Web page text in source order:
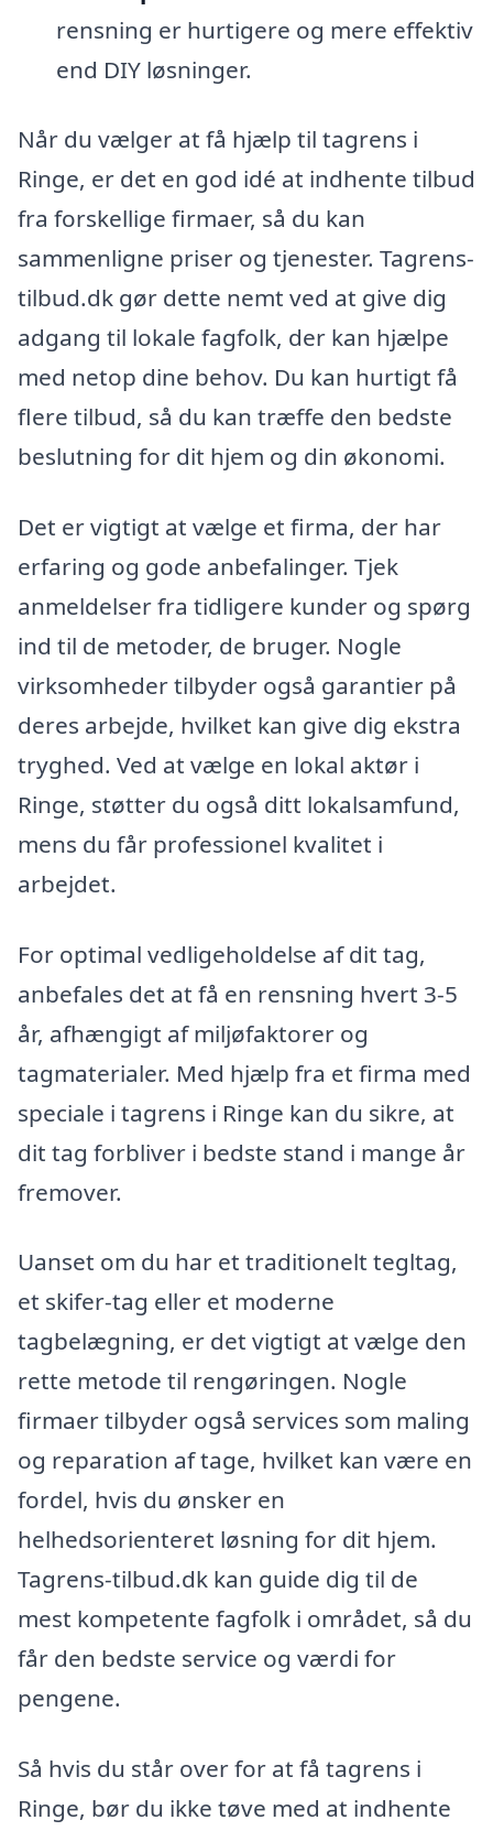
rensning er hurtigere og mere effektiv
end DIY løsninger.
Når du vælger at få hjælp til tagrens i
Ringe, er det en god idé at indhente tilbud
fra forskellige firmaer, så du kan
sammenligne priser og tjenester. Tagrens-
tilbud.dk gør dette nemt ved at give dig
adgang til lokale fagfolk, der kan hjælpe
med netop dine behov. Du kan hurtigt få
flere tilbud, så du kan træffe den bedste
beslutning for dit hjem og din økonomi.
Det er vigtigt at vælge et firma, der har
erfaring og gode anbefalinger. Tjek
anmeldelser fra tidligere kunder og spørg
ind til de metoder, de bruger. Nogle
virksomheder tilbyder også garantier på
deres arbejde, hvilket kan give dig ekstra
tryghed. Ved at vælge en lokal aktør i
Ringe, støtter du også ditt lokalsamfund,
mens du får professionel kvalitet i
arbejdet.
For optimal vedligeholdelse af dit tag,
anbefales det at få en rensning hvert 3-5
år, afhængigt af miljøfaktorer og
tagmaterialer. Med hjælp fra et firma med
speciale i tagrens i Ringe kan du sikre, at
dit tag forbliver i bedste stand i mange år
fremover.
Uanset om du har et traditionelt tegltag,
et skifer-tag eller et moderne
tagbelægning, er det vigtigt at vælge den
rette metode til rengøringen. Nogle
firmaer tilbyder også services som maling
og reparation af tage, hvilket kan være en
fordel, hvis du ønsker en
helhedsorienteret løsning for dit hjem.
Tagrens-tilbud.dk kan guide dig til de
mest kompetente fagfolk i området, så du
får den bedste service og værdi for
pengene.
Så hvis du står over for at få tagrens i
Ringe, bør du ikke tøve med at indhente